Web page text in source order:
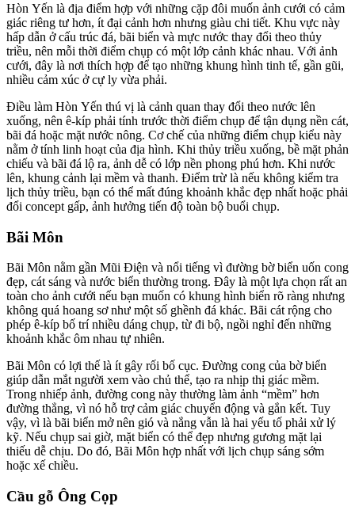
Hòn Yến là địa điểm hợp với những cặp đôi muốn ảnh cưới có cảm
giác riêng tư hơn, ít đại cảnh hơn nhưng giàu chi tiết. Khu vực này
hấp dẫn ở cấu trúc đá, bãi biển và mực nước thay đổi theo thủy
triều, nên mỗi thời điểm chụp có một lớp cảnh khác nhau. Với ảnh
cưới, đây là nơi thích hợp để tạo những khung hình tinh tế, gần gũi,
nhiều cảm xúc ở cự ly vừa phải.
Điều làm Hòn Yến thú vị là cảnh quan thay đổi theo nước lên
xuống, nên ê-kíp phải tính trước thời điểm chụp để tận dụng nền cát,
bãi đá hoặc mặt nước nông. Cơ chế của những điểm chụp kiểu này
nằm ở tính linh hoạt của địa hình. Khi thủy triều xuống, bề mặt phản
chiếu và bãi đá lộ ra, ảnh dễ có lớp nền phong phú hơn. Khi nước
lên, khung cảnh lại mềm và thanh. Điểm trừ là nếu không kiểm tra
lịch thủy triều, bạn có thể mất đúng khoảnh khắc đẹp nhất hoặc phải
đổi concept gấp, ảnh hưởng tiến độ toàn bộ buổi chụp.
Bãi Môn
Bãi Môn nằm gần Mũi Điện và nổi tiếng vì đường bờ biển uốn cong
đẹp, cát sáng và nước biển thường trong. Đây là một lựa chọn rất an
toàn cho ảnh cưới nếu bạn muốn có khung hình biển rõ ràng nhưng
không quá hoang sơ như một số ghềnh đá khác. Bãi cát rộng cho
phép ê-kíp bố trí nhiều dáng chụp, từ đi bộ, ngồi nghỉ đến những
khoảnh khắc ôm nhau tự nhiên.
Bãi Môn có lợi thế là ít gây rối bố cục. Đường cong của bờ biển
giúp dẫn mắt người xem vào chủ thể, tạo ra nhịp thị giác mềm.
Trong nhiếp ảnh, đường cong này thường làm ảnh “mềm” hơn
đường thẳng, vì nó hỗ trợ cảm giác chuyển động và gắn kết. Tuy
vậy, vì là bãi biển mở nên gió và nắng vẫn là hai yếu tố phải xử lý
kỹ. Nếu chụp sai giờ, mặt biển có thể đẹp nhưng gương mặt lại
thiếu dễ chịu. Do đó, Bãi Môn hợp nhất với lịch chụp sáng sớm
hoặc xế chiều.
Cầu gỗ Ông Cọp